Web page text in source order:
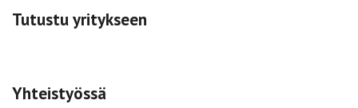
Tutustu yritykseen
Yhteistyössä